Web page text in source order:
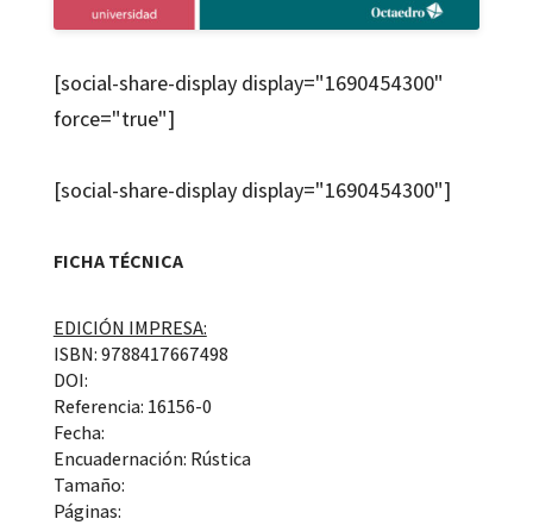
[social-share-display display="1690454300"
force="true"]
[social-share-display display="1690454300"]
FICHA TÉCNICA
EDICIÓN IMPRESA:
ISBN: 9788417667498
DOI:
Referencia: 16156-0
Fecha:
Encuadernación: Rústica
Tamaño:
Páginas: